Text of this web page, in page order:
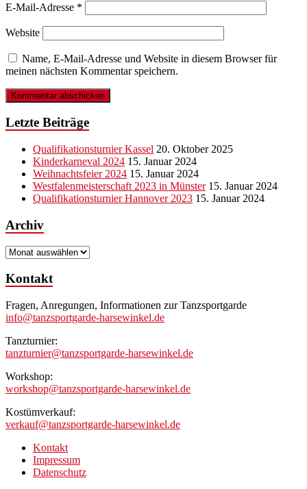
E-Mail-Adresse *
Website
Name, E-Mail-Adresse und Website in diesem Browser für
meinen nächsten Kommentar speichern.
Letzte Beiträge
Qualifikationsturnier Kassel 20. Oktober 2025
Kinderkarneval 2024 15. Januar 2024
Weihnachtsfeier 2024 15. Januar 2024
Westfalenmeisterschaft 2023 in Münster 15. Januar 2024
Qualifikationsturnier Hannover 2023 15. Januar 2024
Archiv
Archiv
Kontakt
Fragen, Anregungen, Informationen zur Tanzsportgarde
info@tanzsportgarde-harsewinkel.de
Tanzturnier:
tanzturnier@tanzsportgarde-harsewinkel.de
Workshop:
workshop@tanzsportgarde-harsewinkel.de
Kostümverkauf:
verkauf@tanzsportgarde-harsewinkel.de
Kontakt
Impressum
Datenschutz